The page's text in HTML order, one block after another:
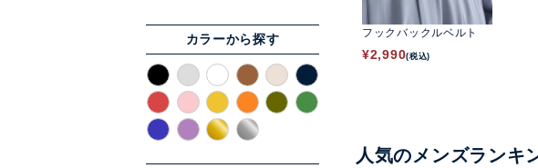
カラーから探す フックバックルベルト
¥2,990(税込)
人気のメンズランキ